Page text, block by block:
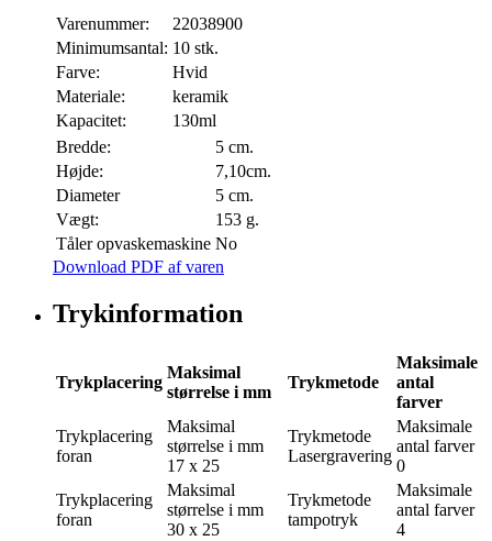
Varenummer:
22038900
Minimumsantal: 10 stk.
Farve:
Hvid
Materiale:
keramik
Kapacitet:
130ml
Bredde:
5 cm.
Højde:
7,10cm.
Diameter
5 cm.
Vægt:
153 g.
Tåler opvaskemaskine No
Download PDF af varen
Trykinformation
Trykplacering
Maksimal
størrelse i mm
Trykmetode
Maksimale
antal
farver
Trykplacering
foran
Maksimal
størrelse i mm
17 x 25
Trykmetode
Lasergravering
Maksimale
antal farver
0
Trykplacering
foran
Maksimal
størrelse i mm
30 x 25
Trykmetode
tampotryk
Maksimale
antal farver
4